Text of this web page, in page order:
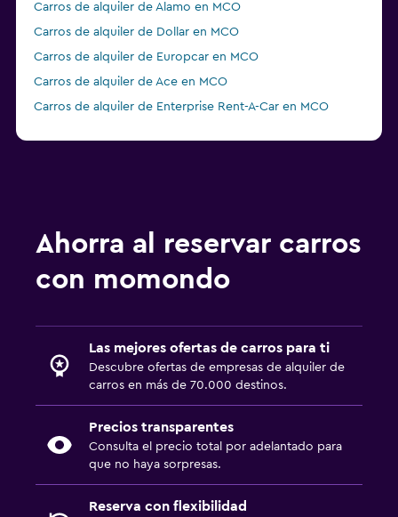
Carros de alquiler de Alamo en MCO
Carros de alquiler de Dollar en MCO
Carros de alquiler de Europcar en MCO
Carros de alquiler de Ace en MCO
Carros de alquiler de Enterprise Rent-A-Car en MCO
Carros de alquiler de Advantage en MCO
Carros de alquiler de Economy Rent a Car en MCO
Carros de alquiler de NU Car en MCO
Ahorra al reservar carros
con momondo
Las mejores ofertas de carros para ti
Descubre ofertas de empresas de alquiler de
carros en más de 70.000 destinos.
Precios transparentes
Consulta el precio total por adelantado para
que no haya sorpresas.
Reserva con flexibilidad